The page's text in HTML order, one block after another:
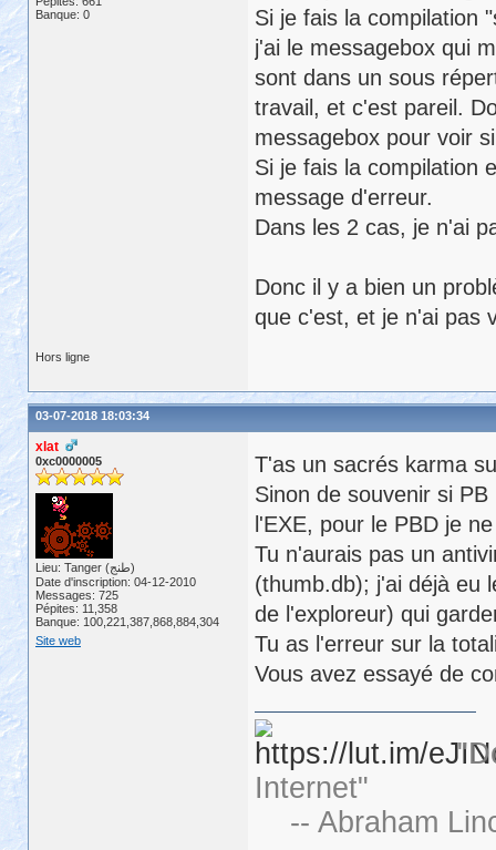
Banque: 0
Si je fais la compilation
j'ai le messagebox qui
sont dans un sous
travail, et c'est pareil.
messagebox pour voir
Si je fais la compilation
message d'erreur.
Dans les 2 cas, je n'ai
Donc il y a bien un
que c'est, et je n'ai pas
Hors ligne
03-07-2018 18:03:34
xlat
0xc0000005
Lieu: Tanger (طنج)
Date d'inscription: 04-12-2010
Messages: 725
Pépites: 11,358
Banque: 100,221,387,868,884,304
Site web
T'as un sacrés karma
Sinon de souvenir si
l'EXE, pour le PBD je
Tu n'aurais pas un
(thumb.db); j'ai déjà eu
de l'exploreur) qui
Tu as l'erreur sur la
Vous avez essayé de
Internet"
-- Abraham